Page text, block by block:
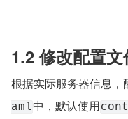
1.2 修改配置文
根据实际服务器信息，
aml中，默认使用